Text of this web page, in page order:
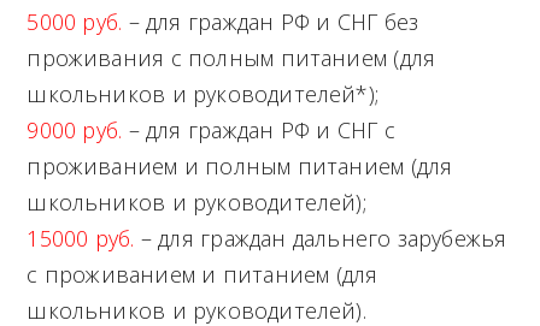
5000 руб. – для граждан РФ и СНГ без
проживания с полным питанием (для
школьников и руководителей*);
9000 руб. – для граждан РФ и СНГ с
проживанием и полным питанием (для
школьников и руководителей);
15000 руб. – для граждан дальнего зарубежья
с проживанием и питанием (для
школьников и руководителей).